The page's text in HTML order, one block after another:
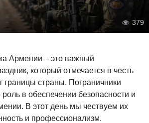
379
Армении – это важный
который отмечается в честь
границы страны. Пограничники
в обеспечении безопасности и
В этот день мы чествуем их
и профессионализм.